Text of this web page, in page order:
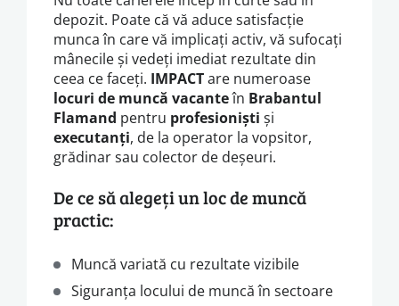
depozit. Poate că vă aduce satisfacție
munca în care vă implicați activ, vă sufocați
mânecile și vedeți imediat rezultate din
ceea ce faceți. IMPACTare numeroase
locuri de muncă vacanteîn Brabantul
Flamand pentru profesioniști și
executanți, de la operator la vopsitor,
grădinar sau colector de deșeuri.
De ce să alegeți un loc de muncă
practic:
Muncă variată cu rezultate vizibile
Siguranța locului de muncă în sectoare